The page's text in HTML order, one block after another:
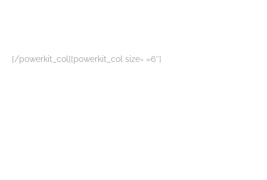
[/powerkit_col][powerkit_col size= »6″]